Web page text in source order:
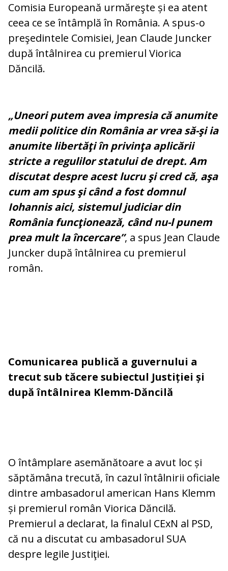
Comisia Europeană urmăreşte și ea atent
ceea ce se întâmplă în România. A spus-o
preşedintele Comisiei, Jean Claude Juncker
după întâlnirea cu premierul Viorica
Dăncilă.
„Uneori putem avea impresia că anumite
medii politice din România ar vrea să-şi ia
anumite libertăţi în privinţa aplicării
stricte a regulilor statului de drept. Am
discutat despre acest lucru şi cred că, aşa
cum am spus şi când a fost domnul
Iohannis aici, sistemul judiciar din
România funcţionează, când nu-l punem
prea mult la încercare”, a spus Jean Claude
Juncker după întâlnirea cu premierul
român.
Comunicarea publică a guvernului a
trecut sub tăcere subiectul Justiției și
după întâlnirea Klemm-Dăncilă
O întâmplare asemănătoare a avut loc și
săptămâna trecută, în cazul întâlnirii oficiale
dintre ambasadorul american Hans Klemm
și premierul român Viorica Dăncilă.
Premierul a declarat, la finalul CExN al PSD,
că nu a discutat cu ambasadorul SUA
despre legile Justiţiei.